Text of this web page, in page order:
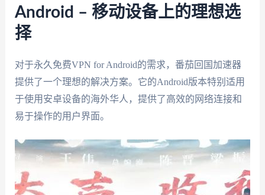
Android – 移动设备上的理想选
择
对于永久免费VPN for Android的需求，番茄回国加速器
提供了一个理想的解决方案。它的Android版本特别适用
于使用安卓设备的海外华人，提供了高效的网络连接和
易于操作的用户界面。